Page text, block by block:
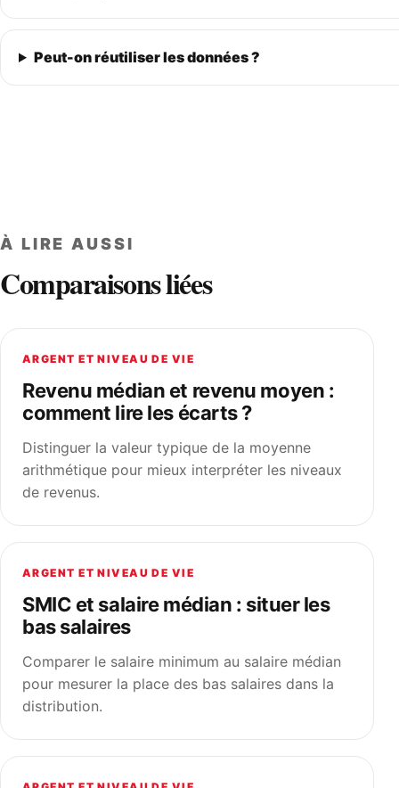
Peut-on réutiliser les données ?
À LIRE AUSSI
Comparaisons liées
ARGENT ET NIVEAU DE VIE
Revenu médian et revenu moyen :
comment lire les écarts ?
Distinguer la valeur typique de la moyenne
arithmétique pour mieux interpréter les niveaux
de revenus.
ARGENT ET NIVEAU DE VIE
SMIC et salaire médian : situer les
bas salaires
Comparer le salaire minimum au salaire médian
pour mesurer la place des bas salaires dans la
distribution.